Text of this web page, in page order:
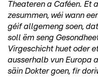
Theateren a Caféen. Et
zesummen, wéi wann
géif allgemeng soen,
soll ëm seng
Virgeschicht huet oder
ausserhalb vun Europa
säin Dokter goen, fir